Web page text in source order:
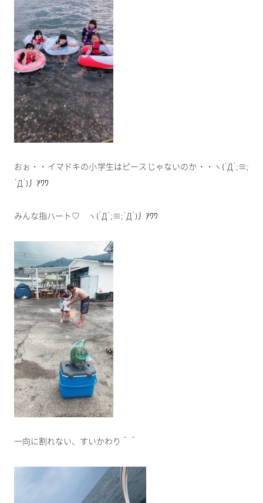
おぉ・・イマドキの小学生はピースじゃないのか・・ヽ(´Д`;≡;
´Д`)丿ｱﾜﾜ
みんな指ハート♡ ヽ(´Д`;≡;´Д`)丿ｱﾜﾜ
一向に割れない、すいかわり＾＾